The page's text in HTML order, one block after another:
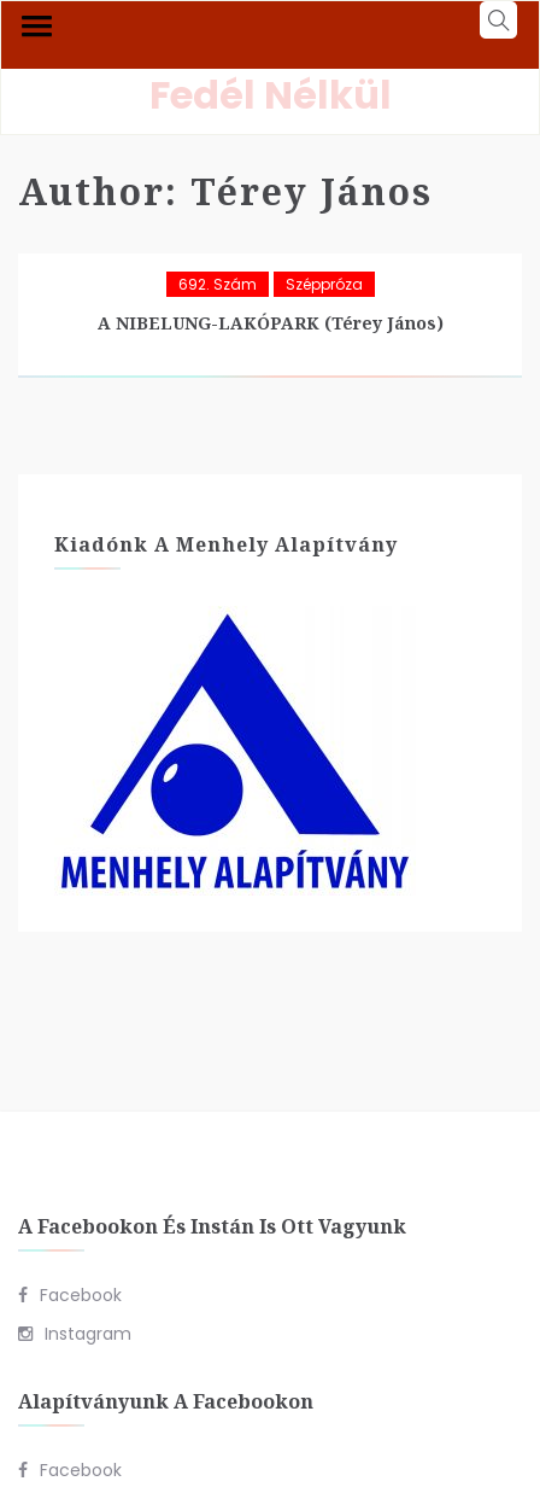
Fedél Nélkül
Author: Térey János
692. Szám Széppróza
A NIBELUNG-LAKÓPARK (Térey János)
Kiadónk A Menhely Alapítvány
A Facebookon És Instán Is Ott Vagyunk
Facebook
Instagram
Alapítványunk A Facebookon
Facebook